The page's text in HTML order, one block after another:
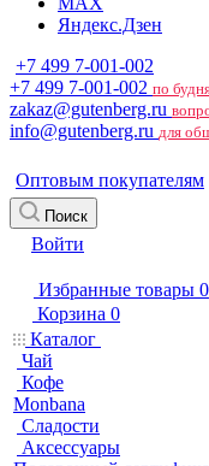
Яндекс.Дзен
+7 499 7-001-002
+7 499 7-001-002 по
zakaz@gutenberg.ru
info@gutenberg.ru для
Оптовым покупателям
Поиск
Войти
Избранные товары 0
Корзина 0
Каталог
Чай
Кофе
Monbana
Сладости
Аксессуары